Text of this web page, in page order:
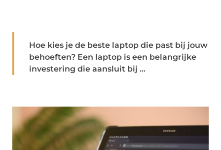
Hoe kies je de beste laptop die past bij jouw
behoeften? Een laptop is een belangrijke
investering die aansluit bij ...